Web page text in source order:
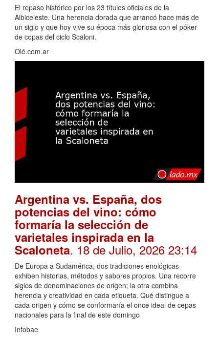
El repaso histórico por los 23 títulos oficiales de la
Albiceleste. Una herencia dorada que arrancó hace más de
un siglo y que hoy vive su época más gloriosa con el póker
de copas del ciclo Scaloni.
Olé.com.ar
Argentina vs. España, dos
potencias del vino: cómo
formaría la selección de
varietales inspirada en la
Scaloneta. 18 de Julio, 2026 23:14
De Europa a Sudamérica, dos tradiciones enológicas
exhiben historias, métodos y sabores propios. Una recorre
siglos de denominaciones de origen; la otra combina
herencia y creatividad en cada etiqueta. Qué distingue a
cada origen y cómo se conformaría el once ideal de cepas
nacionales para la final de este domingo
Infobae